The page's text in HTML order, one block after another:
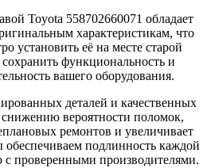
Toyota 558702660071 обладает
характеристикам, что
установить её на месте старой
функциональность и
вашего оборудования.
деталей и качественных
снижению вероятности поломок,
ремонтов и увеличивает
подлинность каждой
с проверенными производителями.